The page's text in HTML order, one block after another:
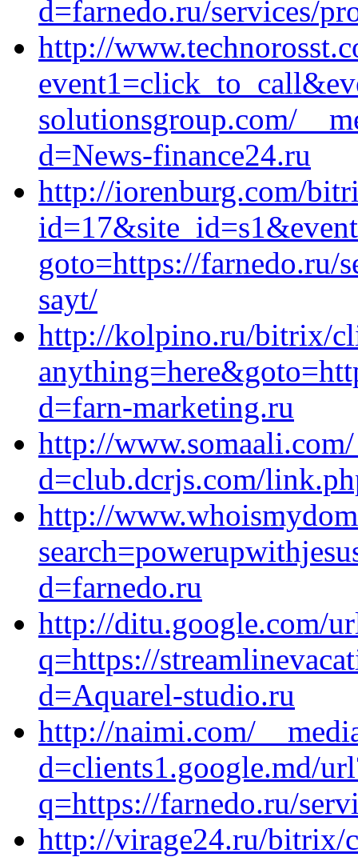
d=farnedo.ru/services/
http://
solutionsgroup.com/
d=News-finance24.ru
http://iorenburg.com/
goto=https://farnedo.ru/
sayt/
http://kolpino.ru/bitrix/
d=farn-marketing.ru
http://
d=club.dcrjs.com/
http://
d=farnedo.ru
http://ditu.google.com/
q=https://
d=Aquarel-studio.ru
http://naimi.com/
d=clients1.google.md/
q=https://farnedo.ru/
http://virage24.ru/bitrix/